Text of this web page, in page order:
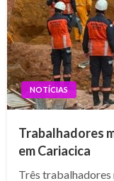
NOTÍCIAS
Trabalhadores
em Cariacica
Três